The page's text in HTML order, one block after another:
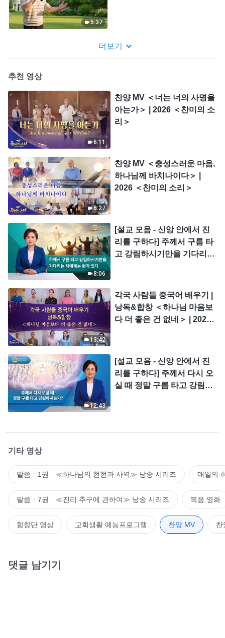
5:37
더보기
추천 영상
6:11
찬양 MV ＜너는 너의 사명을
아는가＞ | 2026 ＜찬미의 소
리＞
6:27
찬양 MV ＜충성스러운 마음,
하나님께 바치나이다＞ |
2026 ＜찬미의 소리＞
8:06
[설교 모음 - 신앙 안에서 진
리를 구하다] 주께서 구름 타
고 강림하시기만을 기다리는
13:42
각국 사람들 중국어 배우기 |
낭독&합창 ＜하나님 마음보
다 더 좋은 건 없네＞ | 2026
12:43
[설교 모음 - 신앙 안에서 진
리를 구하다] 주께서 다시 오
실 때 정말 구름 타고 강림하
기타 영상
말씀ㆍ1권 ≪하나님의 현현과 사역≫ 낭송 시리즈 매일의
말씀ㆍ7권 ≪진리 추구에 관하여≫ 낭송 시리즈 복음 영화
합창단 영상 교회생활 예능프로그램 찬양 MV 찬
댓글 남기기